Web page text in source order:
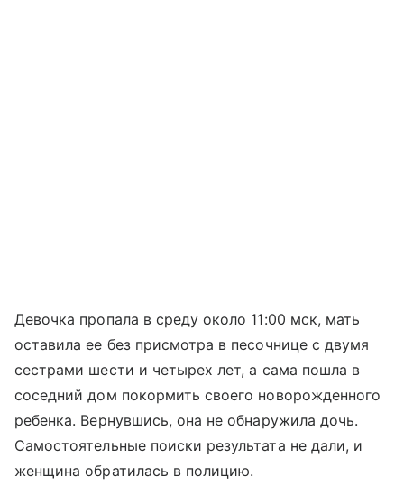
Девочка пропала в среду около 11:00 мск, мать
оставила ее без присмотра в песочнице с двумя
сестрами шести и четырех лет, а сама пошла в
соседний дом покормить своего новорожденного
ребенка. Вернувшись, она не обнаружила дочь.
Самостоятельные поиски результата не дали, и
женщина обратилась в полицию.